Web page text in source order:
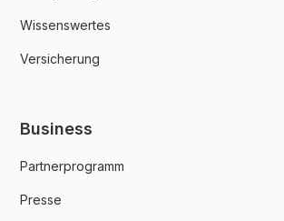
Wissenswertes
Versicherung
Business
Partnerprogramm
Presse